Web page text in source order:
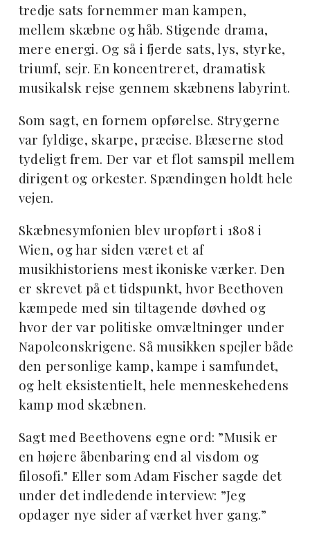
tredje sats fornemmer man kampen,
mellem skæbne og håb. Stigende drama,
mere energi. Og så i fjerde sats, lys, styrke,
triumf, sejr. En koncentreret, dramatisk
musikalsk rejse gennem skæbnens labyrint.
Som sagt, en fornem opførelse. Strygerne
var fyldige, skarpe, præcise. Blæserne stod
tydeligt frem. Der var et flot samspil mellem
dirigent og orkester. Spændingen holdt hele
vejen.
Skæbnesymfonien blev uropført i 1808 i
Wien, og har siden været et af
musikhistoriens mest ikoniske værker. Den
er skrevet på et tidspunkt, hvor Beethoven
kæmpede med sin tiltagende døvhed og
hvor der var politiske omvæltninger under
Napoleonskrigene. Så musikken spejler både
den personlige kamp, kampe i samfundet,
og helt eksistentielt, hele menneskehedens
kamp mod skæbnen.
Sagt med Beethovens egne ord: ”Musik er
en højere åbenbaring end al visdom og
filosofi." Eller som Adam Fischer sagde det
under det indledende interview: ”Jeg
opdager nye sider af værket hver gang.”